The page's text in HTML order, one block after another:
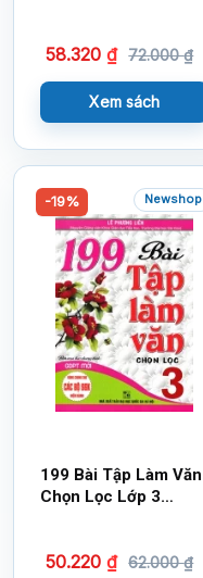
Hành)
58.320₫ 72.000₫
Xem sách
-19% Newshop
199 Bài Tập Làm Văn
Chọn Lọc Lớp 3
Hành)
50.220₫ 62.000₫